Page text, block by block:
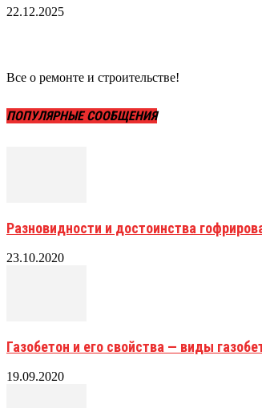
22.12.2025
Все о ремонте и строительстве!
ПОПУЛЯРНЫЕ СООБЩЕНИЯ
Разновидности и достоинства
23.10.2020
Газобетон и его свойства — виды
19.09.2020